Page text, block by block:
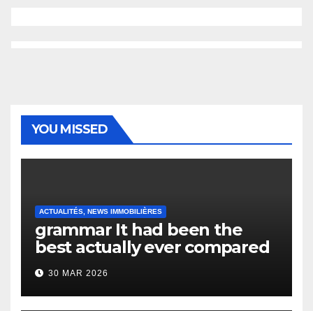
YOU MISSED
ACTUALITÉS, NEWS IMMOBILIÈRES
grammar It had been the
best actually ever compared
to it’s the top actually?
English Vocabulary Learners
Heap Change
30 MAR 2026